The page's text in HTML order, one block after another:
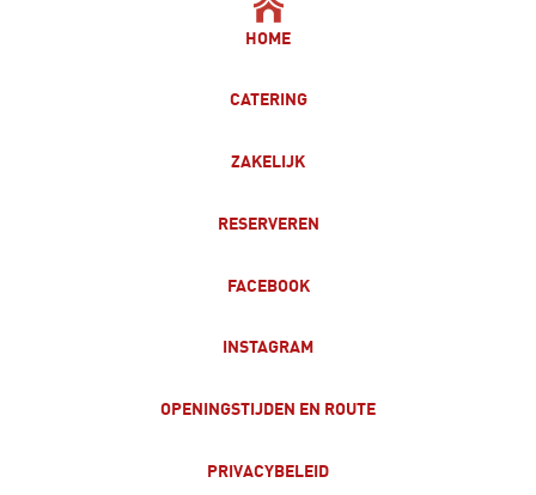
HOME
CATERING
ZAKELIJK
RESERVEREN
FACEBOOK
INSTAGRAM
OPENINGSTIJDEN EN ROUTE
PRIVACYBELEID